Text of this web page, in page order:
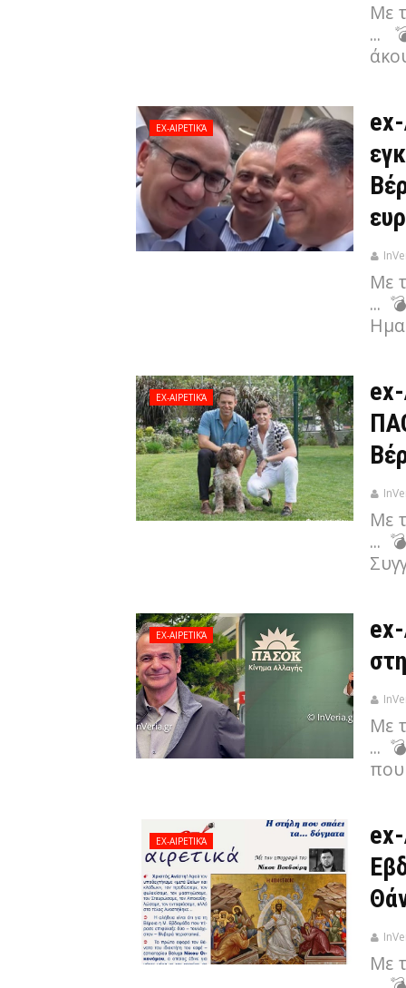
Με
...
EX-ΑΙΡΕΤΙΚΆ
Με
...
EX-ΑΙΡΕΤΙΚΆ
Με
...
EX-ΑΙΡΕΤΙΚΆ
Με
...
EX-ΑΙΡΕΤΙΚΆ
Με